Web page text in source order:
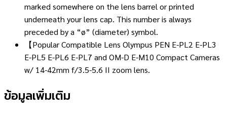
marked somewhere on the lens barrel or printed
underneath your lens cap. This number is always
preceded by a “ø” (diameter) symbol.
【Popular Compatible Lens Olympus PEN E-PL2 E-PL3
E-PL5 E-PL6 E-PL7 and OM-D E-M10 Compact Cameras
w/ 14-42mm f/3.5-5.6 II zoom lens.
ข้อมูลเพิ่มเติม